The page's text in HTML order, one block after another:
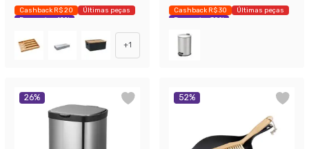
Cashback R$ 20
Últimas peças
Economize 42%
+1
Cashback R$ 30
Últimas peças
Economize 30%
26% 52%